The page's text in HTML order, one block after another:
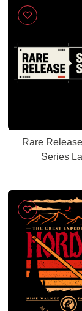
Rare
Series